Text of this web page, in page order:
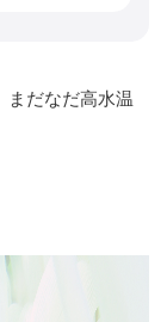
まだなだ高水温